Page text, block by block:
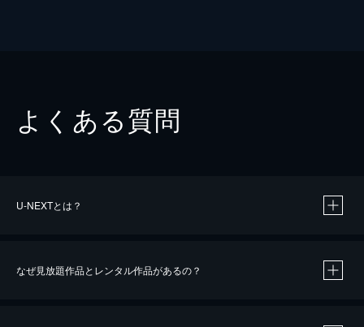
よくある質問
U-NEXTとは？
なぜ見放題作品とレンタル作品があるの？